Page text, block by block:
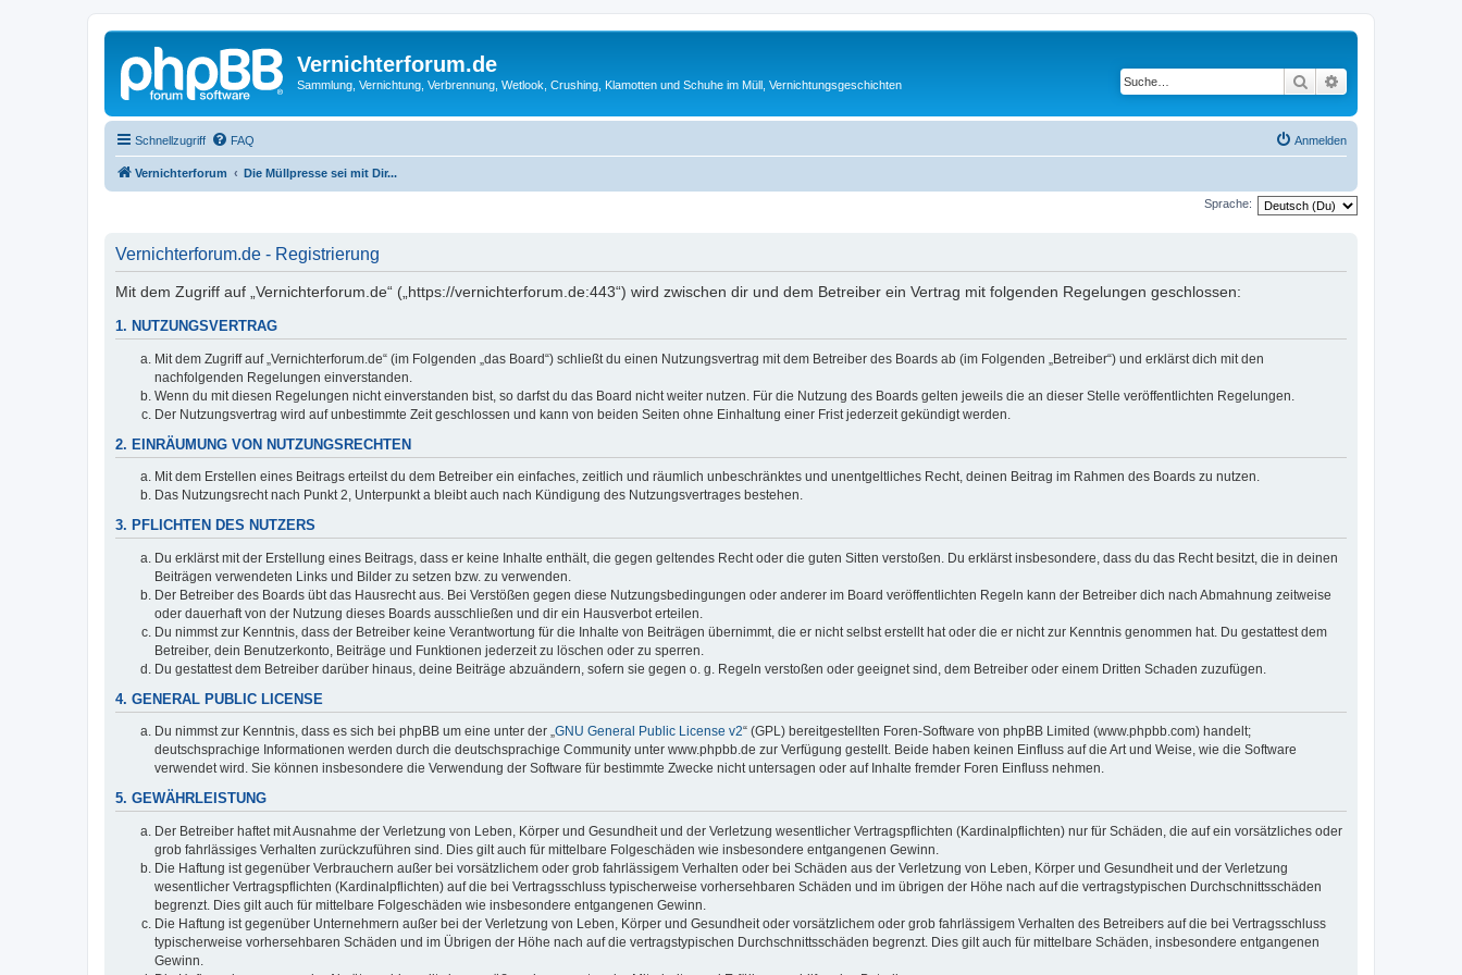
Vernichterforum.de
Sammlung, Vernichtung, Verbrennung, Wetlook, Crushing, Klamotten und Schuhe im Müll, Vernichtungsgeschichten Suche
Schnellzugriff FAQ Anmelden
Vernichterforum Die Müllpresse sei mit Dir...
Sprache:
Vernichterforum.de - Registrierung
Mit dem Zugriff auf „Vernichterforum.de“ („https://vernichterforum.de:443“) wird zwischen dir und dem Betreiber ein Vertrag mit folgenden Regelungen geschlossen:
1. NUTZUNGSVERTRAG
Mit dem Zugriff auf „Vernichterforum.de“ (im Folgenden „das Board“) schließt du einen Nutzungsvertrag mit dem Betreiber des Boards ab (im Folgenden „Betreiber“) und erklärst dich mit den
nachfolgenden Regelungen einverstanden.
Wenn du mit diesen Regelungen nicht einverstanden bist, so darfst du das Board nicht weiter nutzen. Für die Nutzung des Boards gelten jeweils die an dieser Stelle veröffentlichten Regelungen.
Der Nutzungsvertrag wird auf unbestimmte Zeit geschlossen und kann von beiden Seiten ohne Einhaltung einer Frist jederzeit gekündigt werden.
2. EINRÄUMUNG VON NUTZUNGSRECHTEN
Mit dem Erstellen eines Beitrags erteilst du dem Betreiber ein einfaches, zeitlich und räumlich unbeschränktes und unentgeltliches Recht, deinen Beitrag im Rahmen des Boards zu nutzen.
Das Nutzungsrecht nach Punkt 2, Unterpunkt a bleibt auch nach Kündigung des Nutzungsvertrages bestehen.
3. PFLICHTEN DES NUTZERS
Du erklärst mit der Erstellung eines Beitrags, dass er keine Inhalte enthält, die gegen geltendes Recht oder die guten Sitten verstoßen. Du erklärst insbesondere, dass du das Recht besitzt, die in deinen
Beiträgen verwendeten Links und Bilder zu setzen bzw. zu verwenden.
Der Betreiber des Boards übt das Hausrecht aus. Bei Verstößen gegen diese Nutzungsbedingungen oder anderer im Board veröffentlichten Regeln kann der Betreiber dich nach Abmahnung zeitweise
oder dauerhaft von der Nutzung dieses Boards ausschließen und dir ein Hausverbot erteilen.
Du nimmst zur Kenntnis, dass der Betreiber keine Verantwortung für die Inhalte von Beiträgen übernimmt, die er nicht selbst erstellt hat oder die er nicht zur Kenntnis genommen hat. Du gestattest dem
Betreiber, dein Benutzerkonto, Beiträge und Funktionen jederzeit zu löschen oder zu sperren.
Du gestattest dem Betreiber darüber hinaus, deine Beiträge abzuändern, sofern sie gegen o. g. Regeln verstoßen oder geeignet sind, dem Betreiber oder einem Dritten Schaden zuzufügen.
4. GENERAL PUBLIC LICENSE
Du nimmst zur Kenntnis, dass es sich bei phpBB um eine unter der „GNU General Public License v2“ (GPL) bereitgestellten Foren-Software von phpBB Limited (www.phpbb.com) handelt;
deutschsprachige Informationen werden durch die deutschsprachige Community unter www.phpbb.de zur Verfügung gestellt. Beide haben keinen Einfluss auf die Art und Weise, wie die Software
verwendet wird. Sie können insbesondere die Verwendung der Software für bestimmte Zwecke nicht untersagen oder auf Inhalte fremder Foren Einfluss nehmen.
5. GEWÄHRLEISTUNG
Der Betreiber haftet mit Ausnahme der Verletzung von Leben, Körper und Gesundheit und der Verletzung wesentlicher Vertragspflichten (Kardinalpflichten) nur für Schäden, die auf ein vorsätzliches oder
grob fahrlässiges Verhalten zurückzuführen sind. Dies gilt auch für mittelbare Folgeschäden wie insbesondere entgangenen Gewinn.
Die Haftung ist gegenüber Verbrauchern außer bei vorsätzlichem oder grob fahrlässigem Verhalten oder bei Schäden aus der Verletzung von Leben, Körper und Gesundheit und der Verletzung
wesentlicher Vertragspflichten (Kardinalpflichten) auf die bei Vertragsschluss typischerweise vorhersehbaren Schäden und im übrigen der Höhe nach auf die vertragstypischen Durchschnittsschäden
begrenzt. Dies gilt auch für mittelbare Folgeschäden wie insbesondere entgangenen Gewinn.
Die Haftung ist gegenüber Unternehmern außer bei der Verletzung von Leben, Körper und Gesundheit oder vorsätzlichem oder grob fahrlässigem Verhalten des Betreibers auf die bei Vertragsschluss
typischerweise vorhersehbaren Schäden und im Übrigen der Höhe nach auf die vertragstypischen Durchschnittsschäden begrenzt. Dies gilt auch für mittelbare Schäden, insbesondere entgangenen
Gewinn.